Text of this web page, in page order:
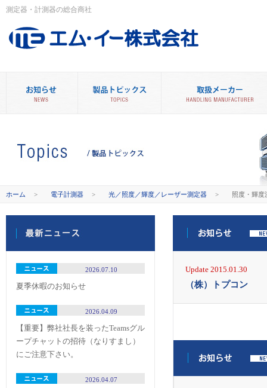
測定器・計測器の総合商社
ホーム > 電子計測器 > 光／照度／輝度／レーザー測定器 > 照度・輝度
2026.07.10
夏季休暇のお知らせ
2026.04.09
【重要】弊社社長を装ったTeamsグル
ープチャットの招待（なりすまし）
にご注意下さい。
2026.04.07
Update 2015.01.30
（株）トプコン